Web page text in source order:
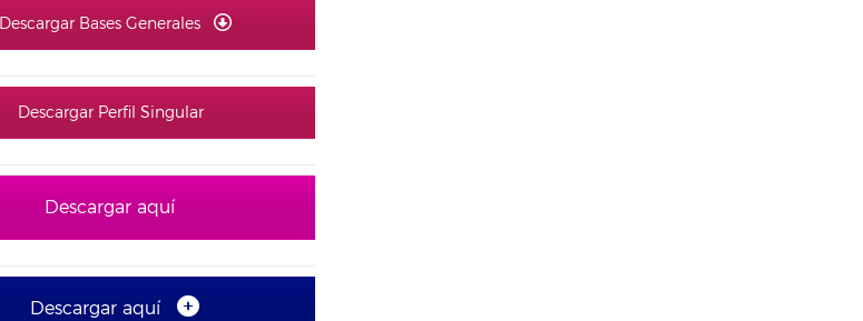
Descargar Bases Generales
Descargar Perfil Singular
Descargar aquí
Descargar aquí